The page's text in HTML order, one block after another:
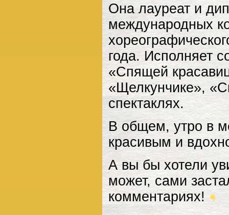
Она лауреат и
международных
года. Исполняет
«Спящей
«Щелкунчике»,
спектаклях.
В общем, утро в
красивым и
А вы бы хотели
может, сами
комментариях!